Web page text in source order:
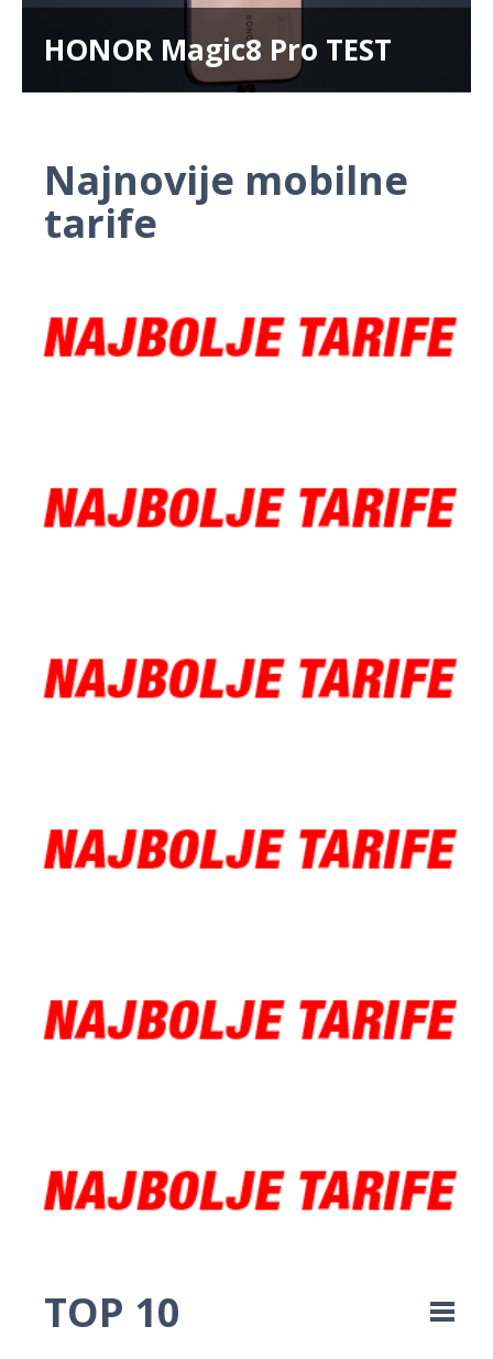
HONOR Magic8 Pro TEST
Najnovije mobilne
tarife
TOP 10